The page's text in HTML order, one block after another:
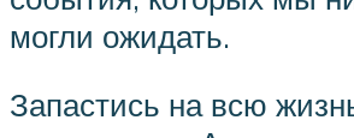
могли ожидать.
Запастись на всю